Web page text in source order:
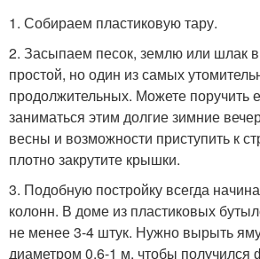
1. Собираем пластиковую тару.
2. Засыпаем песок, землю или шлак в
простой, но один из самых
продолжительных. Можете поручить
заниматься этим долгие зимние
весны и возможности приступить к
плотно закрутите крышки.
3. Подобную постройку всегда
колонн. В доме из пластиковых
не менее 3-4 штук. Нужно вырыть
диаметром 0,6-1 м, чтобы получился